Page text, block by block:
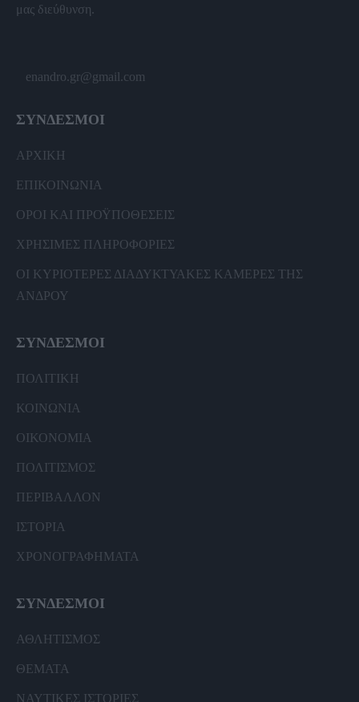
μας διεύθυνση.
enandro.gr@gmail.com
ΣΥΝΔΕΣΜΟΙ
ΑΡΧΙΚΗ
ΕΠΙΚΟΙΝΩΝΙΑ
ΟΡΟΙ ΚΑΙ ΠΡΟΫΠΟΘΕΣΕΙΣ
ΧΡΗΣΙΜΕΣ ΠΛΗΡΟΦΟΡΙΕΣ
ΟΙ ΚΥΡΙΟΤΕΡΕΣ ΔΙΑΔΥΚΤΥΑΚΕΣ ΚΑΜΕΡΕΣ ΤΗΣ
ΑΝΔΡΟΥ
ΣΥΝΔΕΣΜΟΙ
ΠΟΛΙΤΙΚΗ
ΚΟΙΝΩΝΙΑ
ΟΙΚΟΝΟΜΙΑ
ΠΟΛΙΤΙΣΜΟΣ
ΠΕΡΙΒΑΛΛΟΝ
ΙΣΤΟΡΙΑ
ΧΡΟΝΟΓΡΑΦΗΜΑΤΑ
ΣΥΝΔΕΣΜΟΙ
ΑΘΛΗΤΙΣΜΟΣ
ΘΕΜΑΤΑ
ΝΑΥΤΙΚΕΣ ΙΣΤΟΡΙΕΣ